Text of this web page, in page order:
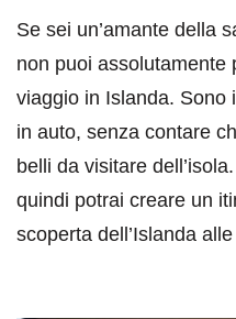
Se sei un’amante della
non puoi assolutamente
viaggio in Islanda. Sono
in auto, senza contare
belli da visitare
quindi potrai creare un
scoperta dell’Islanda